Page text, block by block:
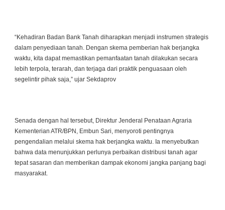
“Kehadiran Badan Bank Tanah diharapkan menjadi instrumen strategis
dalam penyediaan tanah. Dengan skema pemberian hak berjangka
waktu, kita dapat memastikan pemanfaatan tanah dilakukan secara
lebih terpola, terarah, dan terjaga dari praktik penguasaan oleh
segelintir pihak saja,” ujar Sekdaprov
Senada dengan hal tersebut, Direktur Jenderal Penataan Agraria
Kementerian ATR/BPN, Embun Sari, menyoroti pentingnya
pengendalian melalui skema hak berjangka waktu. Ia menyebutkan
bahwa data menunjukkan perlunya perbaikan distribusi tanah agar
tepat sasaran dan memberikan dampak ekonomi jangka panjang bagi
masyarakat.